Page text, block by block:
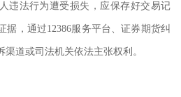
违法行为遭受损失，应保存好交易记
据，通过12386服务平台、证券期货纠
道或司法机关依法主张权利。